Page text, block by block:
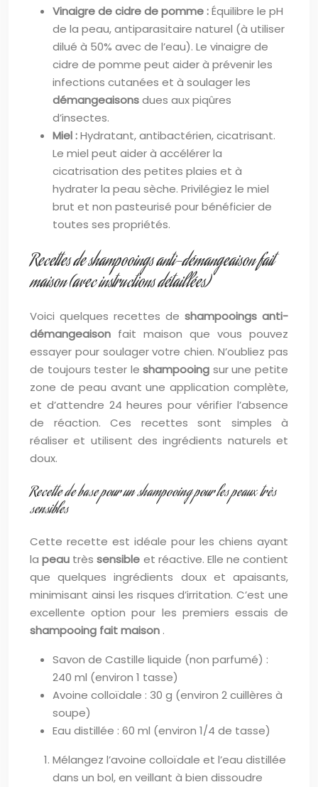
Vinaigre de cidre de pomme :Équilibre le pH
de la peau, antiparasitaire naturel (à utiliser
dilué à 50% avec de l’eau). Le vinaigre de
cidre de pomme peut aider à prévenir les
infections cutanées et à soulager les
démangeaisonsdues aux piqûres
d’insectes.
Miel :Hydratant, antibactérien, cicatrisant.
Le miel peut aider à accélérer la
cicatrisation des petites plaies et à
hydrater la peau sèche. Privilégiez le miel
brut et non pasteurisé pour bénéficier de
toutes ses propriétés.
Recettes de shampooings anti-démangeaison fait
maison (avec instructions détaillées)
Voici quelques recettes de shampooings anti-
démangeaison fait maison que vous pouvez
essayer pour soulager votre chien. N’oubliez pas
de toujours tester leshampooing sur une petite
zone de peau avant une application complète,
et d’attendre 24 heures pour vérifier l’absence
de réaction. Ces recettes sont simples à
réaliser et utilisent des ingrédients naturels et
doux.
Recette de base pour un shampooing pour les peaux très
sensibles
Cette recette est idéale pour les chiens ayant
lapeau trèssensible et réactive. Elle ne contient
que quelques ingrédients doux et apaisants,
minimisant ainsi les risques d’irritation. C’est une
excellente option pour les premiers essais de
shampooing fait maison .
Savon de Castille liquide (non parfumé) :
240 ml (environ 1 tasse)
Avoine colloïdale : 30 g (environ 2 cuillères à
soupe)
Eau distillée : 60 ml (environ 1/4 de tasse)
Mélangez l’avoine colloïdale et l’eau distillée
dans un bol, en veillant à bien dissoudre